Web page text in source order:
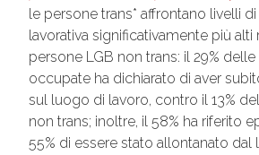
le persone trans* affrontano livelli
lavorativa significativamente più alti
persone LGB non trans: il 29%
occupate ha dichiarato di aver
sul luogo di lavoro, contro il 13%
non trans; inoltre, il 58% ha riferito
55% di essere stato allontanato dal